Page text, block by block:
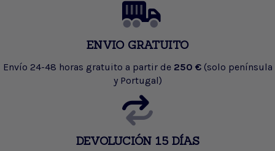
ENVIO GRATUITO
Envío 24-48 horas gratuito a partir de 250 € (solo península
y Portugal)
DEVOLUCIÓN 15 DÍAS